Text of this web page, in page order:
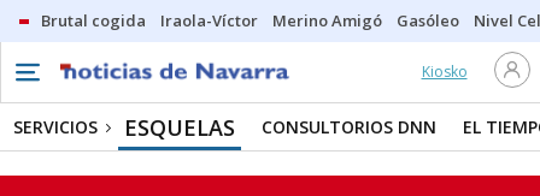
Brutal cogida Iraola-Víctor Merino Amigó Gasóleo Nivel
Kiosko
SERVICIOS ESQUELAS CONSULTORIOS DNN EL